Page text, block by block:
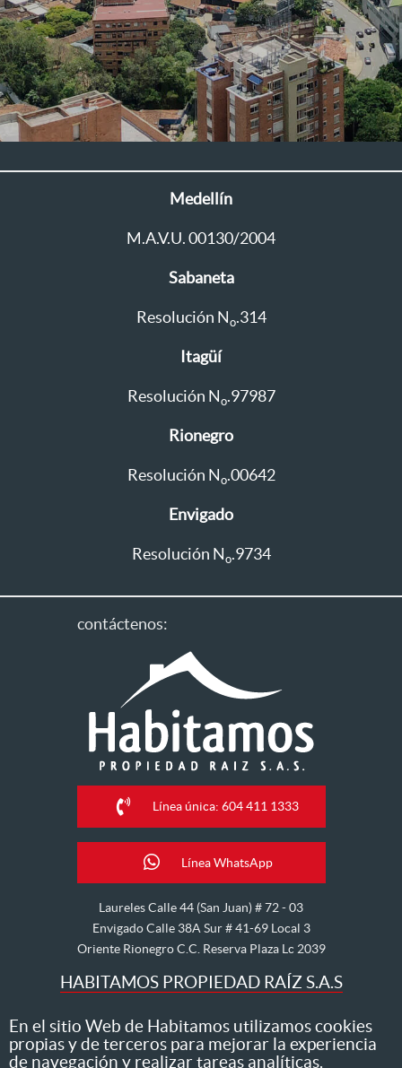
Medellín
M.A.V.U. 00130/2004
Sabaneta
Resolución N o.314
Itagüí
Resolución N o.97987
Rionegro
Resolución N o.00642
Envigado
Resolución N o.9734
contáctenos:
Línea única: 604 411 1333
Línea WhatsApp
Laureles Calle 44 (San Juan) # 72 - 03
Envigado Calle 38A Sur # 41-69 Local 3
Oriente Rionegro C.C. Reserva Plaza Lc 2039
HABITAMOS PROPIEDAD RAÍZ S.A.S
Nos dedicamos al arriendo, venta, hipoteca, avalúo y
administración de inmuebles
En el sitio Web de Habitamos utilizamos cookies
propias y de terceros para mejorar la experiencia
de navegación y realizar tareas analíticas.